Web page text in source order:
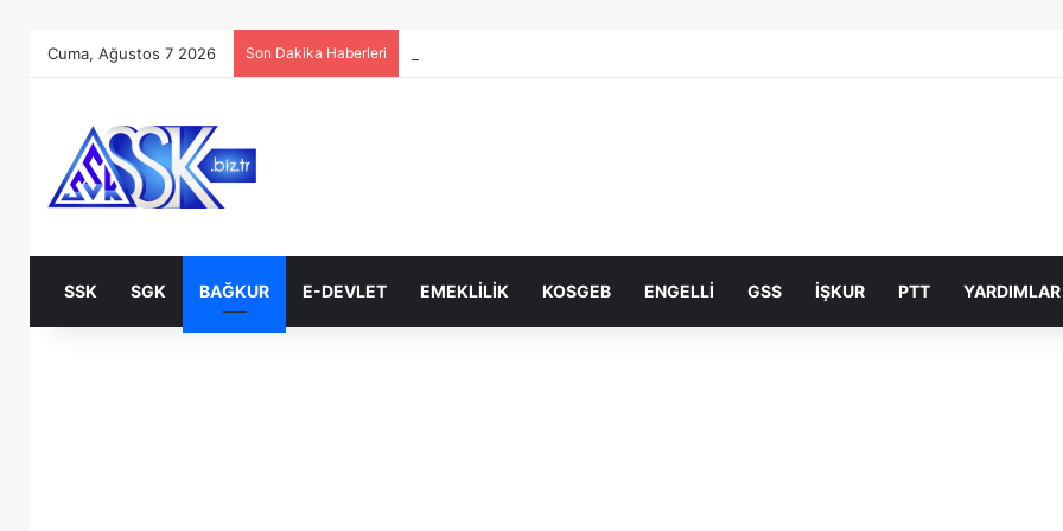
Cuma, Ağustos 7 2026 Son Dakika Haberleri
SSK SGK BAĞKUR E-DEVLET EMEKLILIK KOSGEB ENGELLI GSS İŞKUR PTT YARDIMLAR